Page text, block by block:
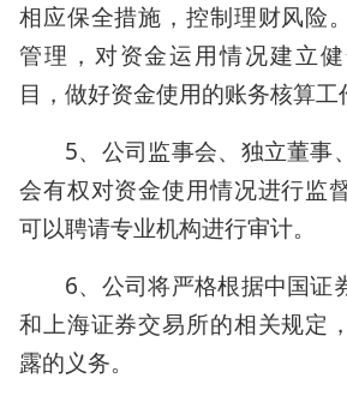
相应保全措施，控制理财风险
管理，对资金运用情况建立
目，做好资金使用的账务核算工
5、公司监事会、独立董事
会有权对资金使用情况进行监
可以聘请专业机构进行审计。
6、公司将严格根据中国证
和上海证券交易所的相关规定
露的义务。